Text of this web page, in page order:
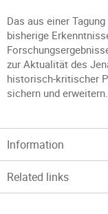
Das aus einer
bisherige
zur Aktualität des
historisch-kritischer
sichern und erweitern.
Information
Related links